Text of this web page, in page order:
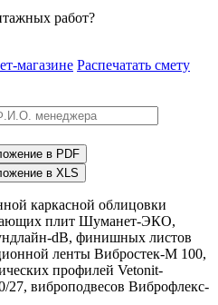
работ?
магазине Распечатать смету
в PDF
в XLS
каркасной облицовки
плит Шуманет-ЭКО,
dB, финишных листов
ленты Вибростек-М 100,
профилей Vetonit-
виброподвесов Виброфлекс-